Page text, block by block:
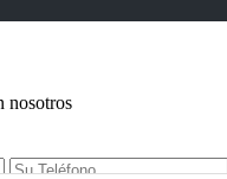
nosotros